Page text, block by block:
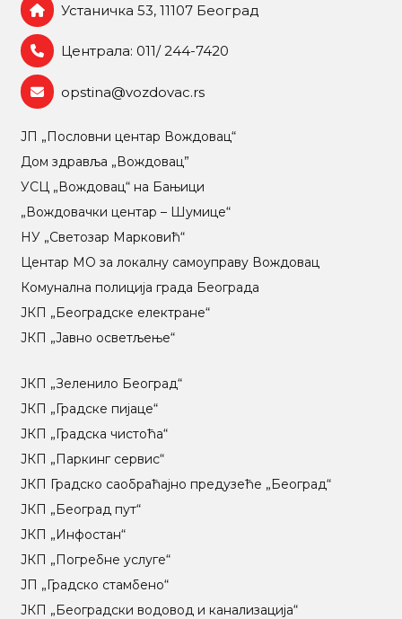
Устаничка 53, 11107 Београд
Централа: 011/ 244-7420
opstina@vozdovac.rs
ЈП „Пословни центар Вождовац“
Дом здравља „Вождовац”
УСЦ „Вождовац“ на Бањици
„Вождовачки центар – Шумице“
НУ „Светозар Марковић“
Центар МO за локалну самоуправу Вождовац
Комунална полиција града Београда
ЈКП „Београдске електране“
ЈКП „Јавно осветљење“
ЈКП „Зеленило Београд“
ЈКП „Градске пијаце“
ЈКП „Градска чистоћа“
ЈКП „Паркинг сервис“
ЈКП Градско саобраћајно предузеће „Београд“
ЈКП „Београд пут“
ЈКП „Инфостан“
ЈКП „Погребне услуге“
ЈП „Градско стамбено“
ЈКП „Београдски водовод и канализација“